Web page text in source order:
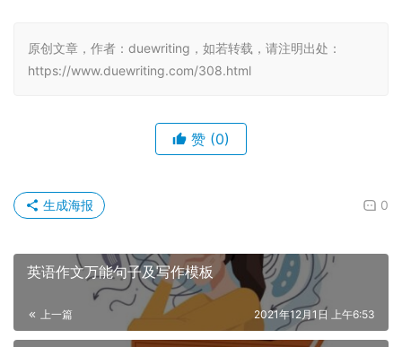
原创文章，作者：duewriting，如若转载，请注明出处：
https://www.duewriting.com/308.html
赞 (0)
0
生成海报
英语作文万能句子及写作模板
上一篇 2021年12月1日 上午6:53